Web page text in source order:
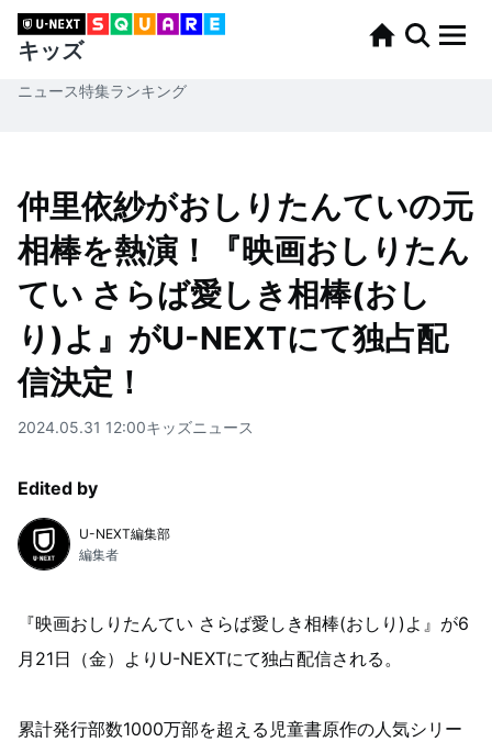
キッズ
ニュース特集ランキング
仲里依紗がおしりたんていの元
相棒を熱演！『映画おしりたん
てい さらば愛しき相棒(おし
り)よ』がU-NEXTにて独占配
信決定！
2024.05.31 12:00キッズニュース
Edited by
U-NEXT編集部
編集者
『映画おしりたんてい さらば愛しき相棒(おしり)よ』が6
月21日（金）よりU-NEXTにて独占配信される。
累計発行部数1000万部を超える児童書原作の人気シリー